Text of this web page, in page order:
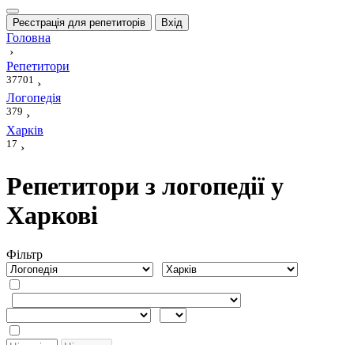
Реєстрація для репетиторів Вхід
Головна
›
Репетитори
37701 ›
Логопедія
379 ›
Харків
17 ›
Репетитори з логопедії у
Харкові
Фiльтр